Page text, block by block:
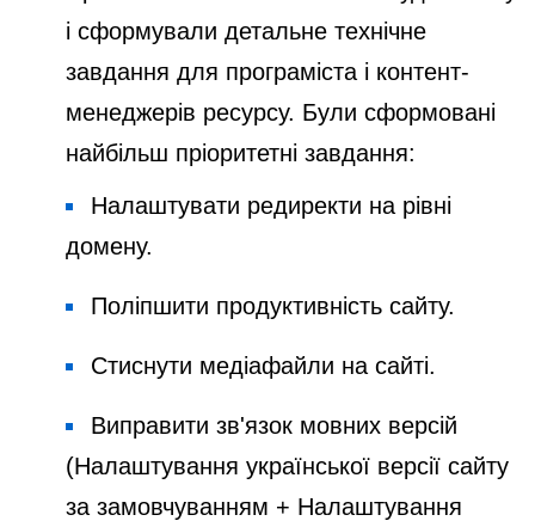
і сформували детальне технічне
завдання для програміста і контент-
менеджерів ресурсу. Були сформовані
найбільш пріоритетні завдання:
Налаштувати редиректи на рівні
домену.
Поліпшити продуктивність сайту.
Стиснути медіафайли на сайті.
Виправити зв'язок мовних версій
(Налаштування української версії сайту
за замовчуванням + Налаштування